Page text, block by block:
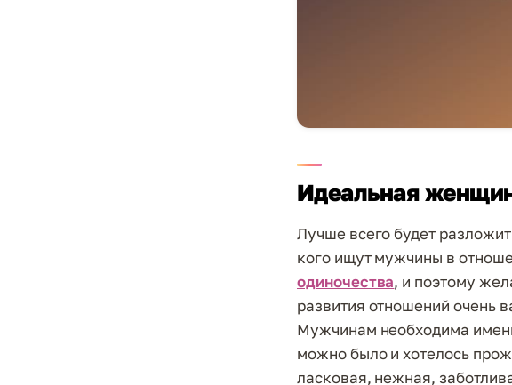
Идеальная
Лучше всего будет
кого ищут мужчины в
одиночества, и поэтому
развития отношений очень
Мужчинам необходима
можно было и хотелось
ласковая, нежная,